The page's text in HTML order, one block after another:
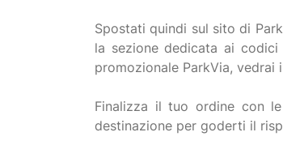
Spostati quindi sul sito di
la sezione dedicata ai
promozionale ParkVia,
Finalizza il tuo ordine con